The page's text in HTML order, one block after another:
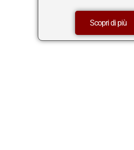
Scopri di più